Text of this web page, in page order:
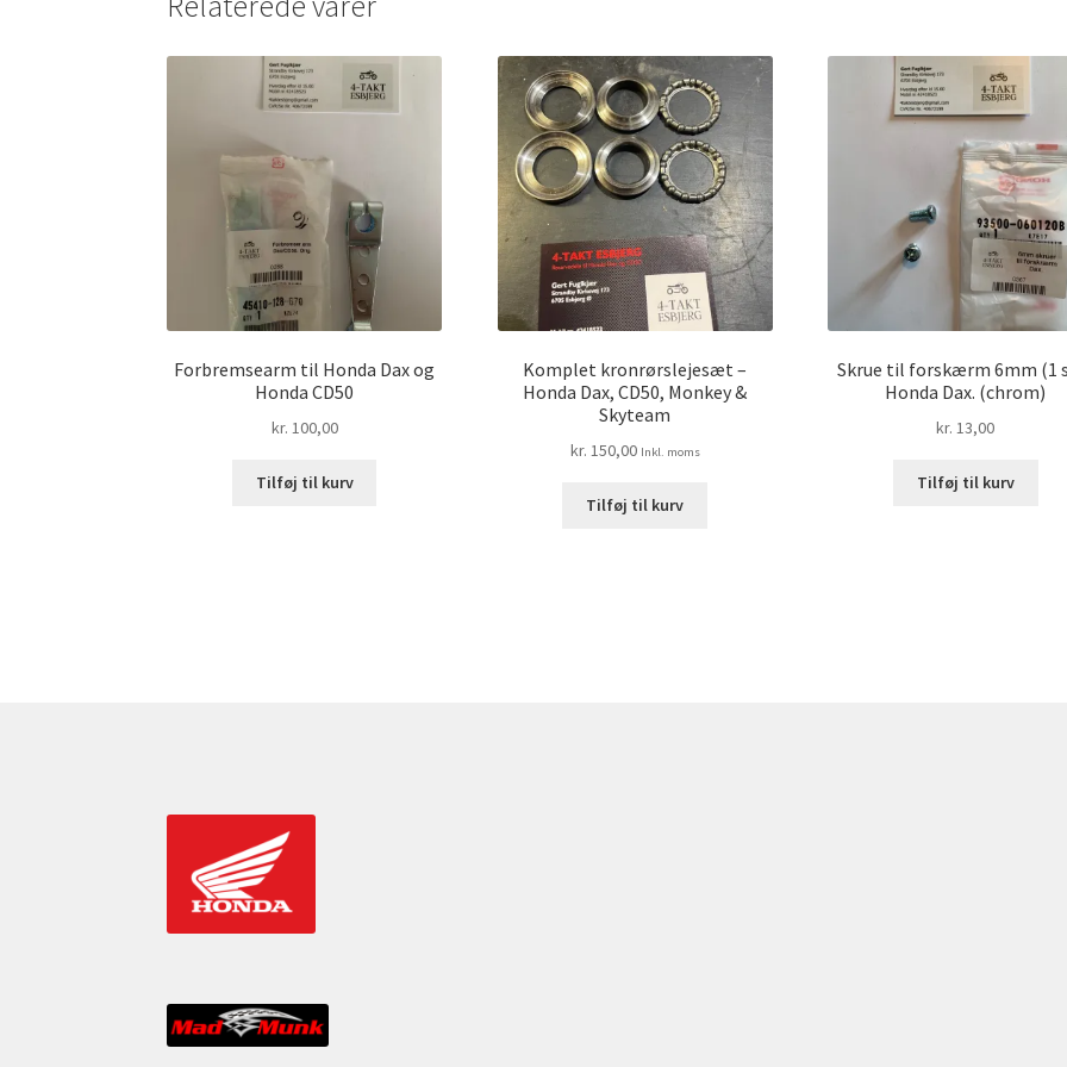
Forbremsearm til Honda Dax og
Honda CD50
kr. 100,00
Tilføj til kurv
Komplet kronrørslejesæt –
Honda Dax, CD50, Monkey &
Skyteam
kr. 150,00 Inkl. moms
Tilføj til kurv
Skrue til forskærm 6mm (1
Honda Dax. (chrom)
kr. 13,00
Tilføj til kurv